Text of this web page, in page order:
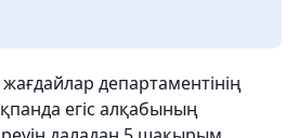
департаментінің
егіс алқабының